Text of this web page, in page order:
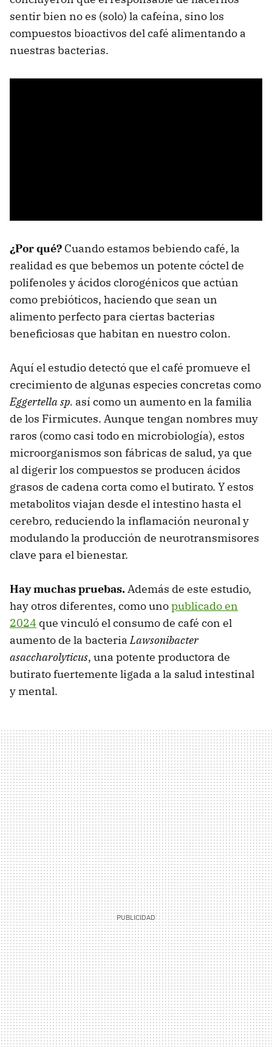
sentir bien no es (solo) la cafeína, sino los
compuestos bioactivos del café alimentando a
nuestras bacterias.
¿Por qué? Cuando estamos bebiendo café, la
realidad es que bebemos un potente cóctel de
polifenoles y ácidos clorogénicos que actúan
como prebióticos, haciendo que sean un
alimento perfecto para ciertas bacterias
beneficiosas que habitan en nuestro colon.
Aquí el estudio detectó que el café promueve el
crecimiento de algunas especies concretas como
Eggertella sp. así como un aumento en la familia
de los Firmicutes. Aunque tengan nombres muy
raros (como casi todo en microbiología), estos
microorganismos son fábricas de salud, ya que
al digerir los compuestos se producen ácidos
grasos de cadena corta como el butirato. Y estos
metabolitos viajan desde el intestino hasta el
cerebro, reduciendo la inflamación neuronal y
modulando la producción de neurotransmisores
clave para el bienestar.
Hay muchas pruebas.Además de este estudio,
hay otros diferentes, como unopublicado en
2024 que vinculó el consumo de café con el
aumento de la bacteriaLawsonibacter
asaccharolyticus, una potente productora de
butirato fuertemente ligada a la salud intestinal
y mental.